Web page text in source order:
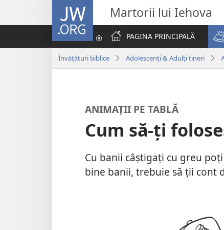
JW.ORG Martorii lui Iehova
PAGINA PRINCIPALĂ
Învățături biblice Adolescenți & Adulți tineri
ANIMAȚII PE TABLĂ
Cum să-ți
Cu banii câștigați cu greu
bine banii, trebuie să ții cont